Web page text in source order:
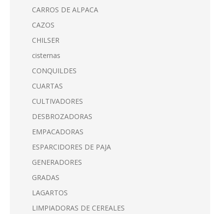
CARROS DE ALPACA
CAZOS
CHILSER
cisternas
CONQUILDES
CUARTAS
CULTIVADORES
DESBROZADORAS
EMPACADORAS
ESPARCIDORES DE PAJA
GENERADORES
GRADAS
LAGARTOS
LIMPIADORAS DE CEREALES